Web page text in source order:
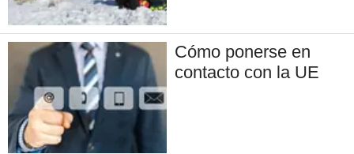
Cómo ponerse en
contacto con la UE